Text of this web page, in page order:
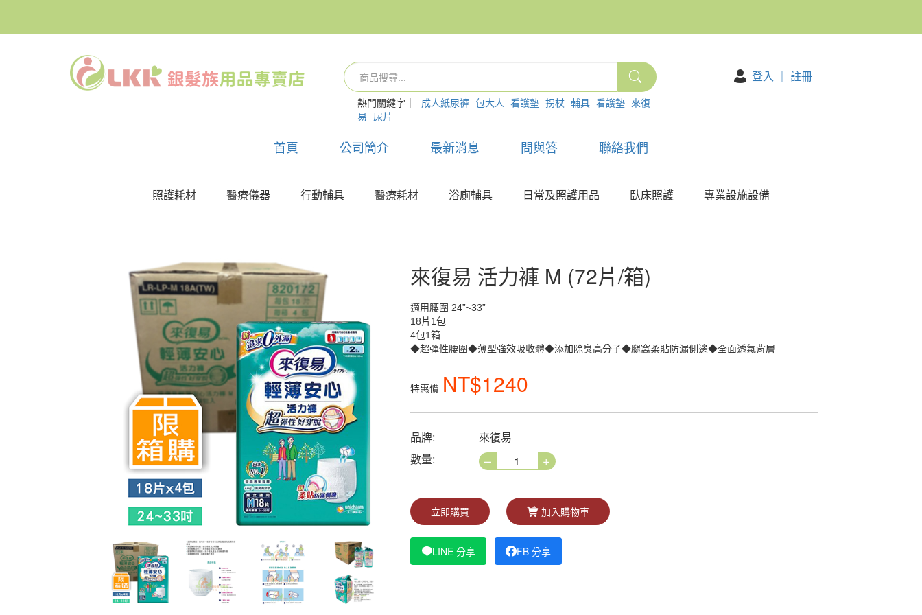
熱門關鍵字｜ 成人紙尿褲 包大人 看護墊 拐杖 輔具 看護墊 來復
易 尿片
登入 ｜ 註冊
首頁 公司簡介 最新消息 問與答 聯絡我們
照護耗材 醫療儀器 行動輔具 醫療耗材 浴廁輔具 日常及照護用品 臥床照護 專業設施設備
來復易 活力褲 M (72片/箱)
適用腰圍 24”~33”
18片1包
4包1箱
◆超彈性腰圍◆薄型強效吸收體◆添加除臭高分子◆腿窩柔貼防漏側邊◆全面透氣背層
特惠價 NT$1240
品牌:
來復易
數量:
– +
立即購買 加入購物車
LINE 分享 FB 分享